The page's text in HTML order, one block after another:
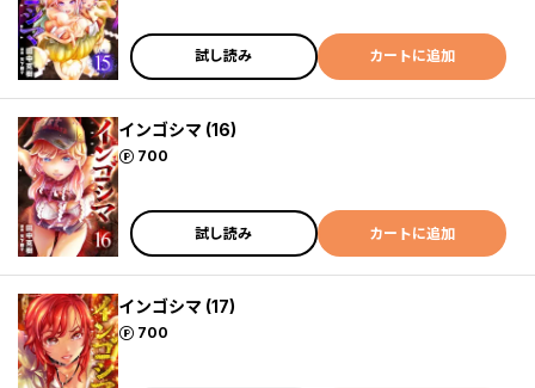
試し読み カートに追加
インゴシマ (16)
700
ポイント
試し読み カートに追加
インゴシマ (17)
700
ポイント